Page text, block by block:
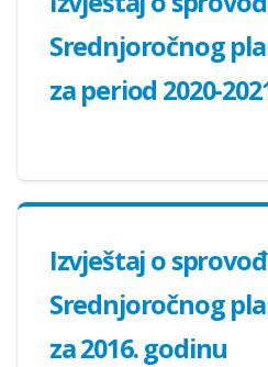
Srednjoročnog
za period 2020-
Izvještaj o
Srednjoročnog
za 2016. godinu